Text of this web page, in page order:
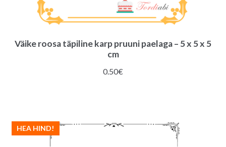
Väike roosa täpiline karp pruuni paelaga – 5 x 5 x 5
cm
0.50€
HEA HIND!